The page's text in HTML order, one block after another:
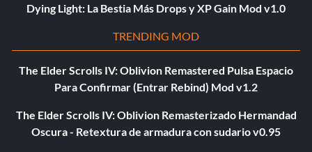
Dying Light: La Bestia Más Drops y XP Gain Mod v1.0
TRENDING MOD
The Elder Scrolls IV: Oblivion Remastered Pulsa Espacio
Para Confirmar (Entrar Rebind) Mod v1.2
The Elder Scrolls IV: Oblivion Remasterizado Hermandad
Oscura - Retextura de armadura con sudario v0.95